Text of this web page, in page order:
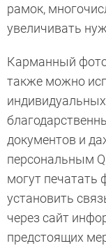
рамок,
увеличивать
Карманный
также можно
документов и
персональным
могут печатать
установить
через сайт
предстоящих